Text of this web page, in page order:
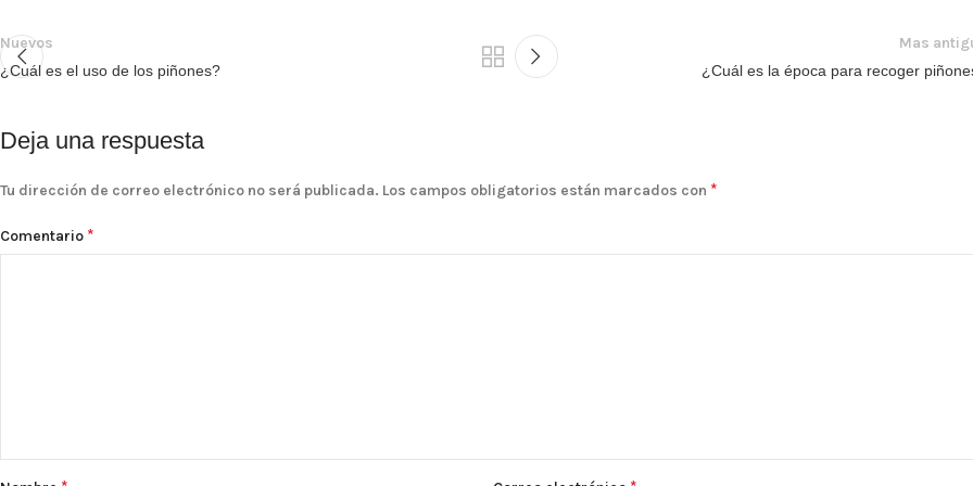
Nuevos
¿Cuál es el uso de los piñones?
Mas
¿Cuál es la época para recoger
Deja una respuesta
Tu dirección de correo electrónico no será publicada. Los campos obligatorios están marcados con *
Comentario *